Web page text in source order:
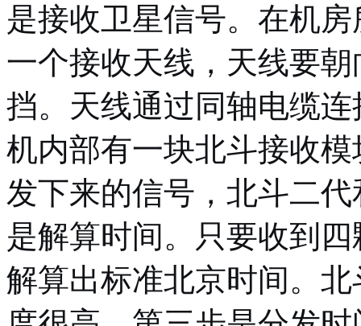
是接收卫星信号。在机
一个接收天线，天线要
挡。天线通过同轴电缆
机内部有一块北斗接收
发下来的信号，北斗二
是解算时间。只要收到
解算出标准北京时间。